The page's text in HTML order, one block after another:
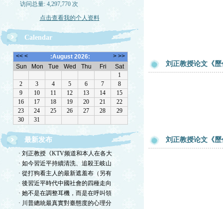
访问总量: 4,297,770 次
点击查看我的个人资料
Calendar
最新发布
· 刘正教授《KTV频道和本人在各大
· 如今習近平持續清洗、追殺王岐山
· 從打狗看主人的最新遮羞布（另有
· 後習近平時代中國社會的四種走向
· 她不是在調整耳機，而是在呼叫領
· 川普總統最真實對臺態度的心理分
刘正教授论文《
刘正教授论文《